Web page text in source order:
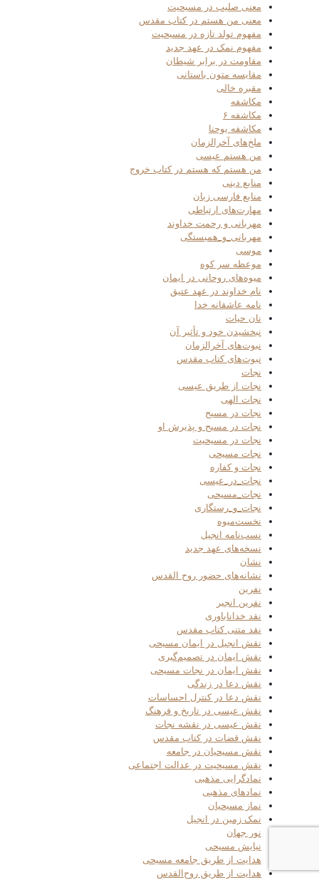
معنی صلیب در مسیحیت
معنی من هستم در کتاب مقدس
مفهوم تولد تازه در مسیحیت
مفهوم نمک در عهد جدید
مقاومت در برابر شیطان
مقایسه متون باستانی
مقبره خالی
مکاشفه
مکاشفه ۶
مکاشفه یوحنا
ملخ‌های آخرالزمان
من هستم عیسی
من هستم که هستم در کتاب خروج
منابع دینی
منابع فارسی زبان
مهارت‌های ارتباطی
مهربانی و رحمت خداوند
مهربانی_و_همبستگی
موسی
موعظه سر کوه
میوه‌های روحانی در ایمان
نام خداوند در عهد عتیق
نامه عاشقانه خدا
نان حیات
نبخشیدن خود و تأثیر آن
نبوت‌های آخرالزمان
نبوت‌های کتاب مقدس
نجات
نجات از طریق عیسی
نجات الهی
نجات در مسیح
نجات در مسیح و پذیرش او
نجات در مسیحیت
نجات مسیحی
نجات و کفاره
نجات_در_عیسی
نجات_مسیحی
نجات_و_رستگاری
نخست‌میوه
نسب‌نامه انجیل
نسخه‌های عهد جدید
نشان
نشانه‌های حضور روح القدس
نفرین
نفرین انجیر
نقد خداناباوری
نقد متنی کتاب مقدس
نقش انجیل در ایمان مسیحی
نقش ایمان در تصمیم‌گیری
نقش ایمان در نجات مسیحی
نقش دعا در زندگی
نقش دعا در کنترل احساسات
نقش عیسی در تاریخ و فرهنگ
نقش عیسی در نقشه نجات
نقش قضات در کتاب مقدس
نقش مسیحیان در جامعه
نقش مسیحیت در عدالت اجتماعی
نمادگرایی مذهبی
نمادهای مذهبی
نماز مسیحیان
نمک زمین در انجیل
نور جهان
نیایش مسیحی
هدایت از طریق جامعه مسیحی
هدایت از طریق روح‌القدس